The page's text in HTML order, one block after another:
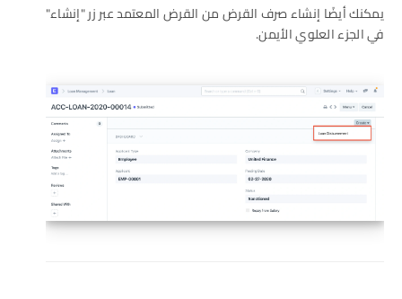
يمكنك أيضًا إنشاء صرف القرض من القرض المعتمد عبر زر "إنشاء"
في الجزء العلوي الأيمن.